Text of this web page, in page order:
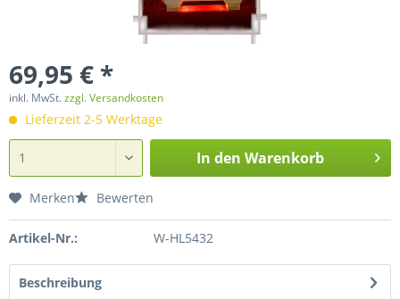
69,95 € *
inkl. MwSt.zzgl. Versandkosten
Lieferzeit 2-5 Werktage
In den Warenkorb
Merken Bewerten
Artikel-Nr.: W-HL5432
Beschreibung